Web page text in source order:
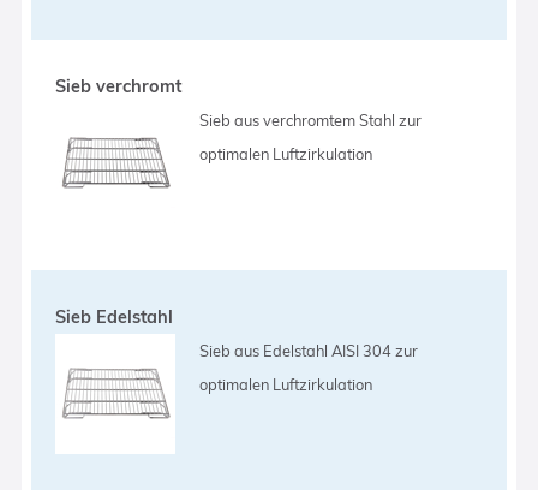
Sieb verchromt
Sieb aus verchromtem Stahl zur
optimalen Luftzirkulation
Sieb Edelstahl
Sieb aus Edelstahl AISI 304 zur
optimalen Luftzirkulation